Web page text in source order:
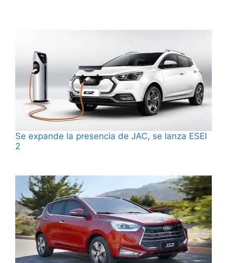
Se expande la presencia de JAC, se lanza ESEI
2